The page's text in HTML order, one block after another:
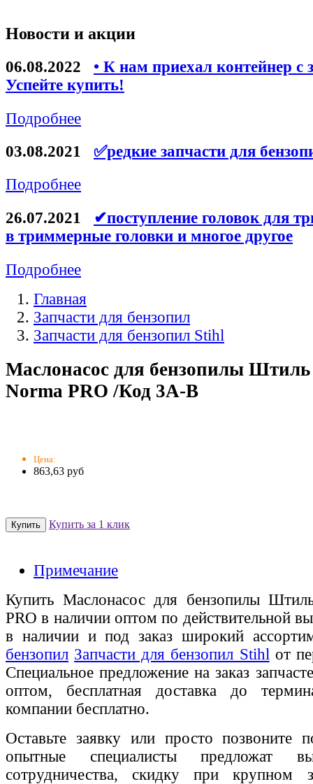
Запчасти для электроинструмента другие
Запчасти для компрессоров
Конденсаторы
Ремни для электроинструмента
Новости и акции
06.08.2022
• К нам приехал контейнер с
Успейте купить!
Подробнее
03.08.2021
✅редкие запчасти для
Подробнее
26.07.2021
✔поступление головок для
в триммерные головки и многое другое
Подробнее
Главная
Запчасти для бензопил
Запчасти для бензопил Stihl
Маслонасос для бензопилы
Norma PRO /Код 3A-B
Цена:
863,63 руб
Купить за 1 клик
Примечание
Купить Маслонасос для бензопилы
PRO в наличии оптом по действительной
в наличии и под заказ широкий
бензопил Запчасти для бензопил Stihlот
Специальное предложение на заказ
оптом, бесплатная доставка до
компании бесплатно.
Оставьте заявку или просто позвоните
опытные специалисты предложат
сотрудничества, скидку при крупном